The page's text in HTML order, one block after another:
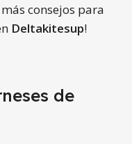
consejos para
Deltakitesup!
de